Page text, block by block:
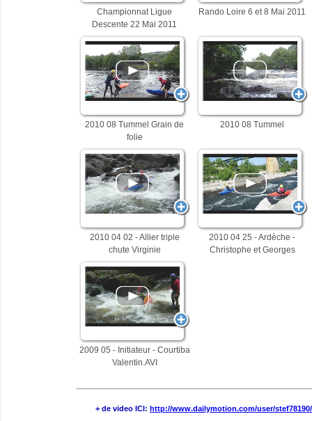
Championnat Ligue
Descente 22 Mai 2011
Rando Loire 6 et 8 Mai 2011
2010 08 Tummel Grain de
folie
2010 08 Tummel
2010 04 02 - Allier triple
chute Virginie
2010 04 25 - Ardèche -
Christophe et Georges
2009 05 - Initiateur - Courtiba
Valentin.AVI
+ de video ICI: http://www.dailymotion.com/user/